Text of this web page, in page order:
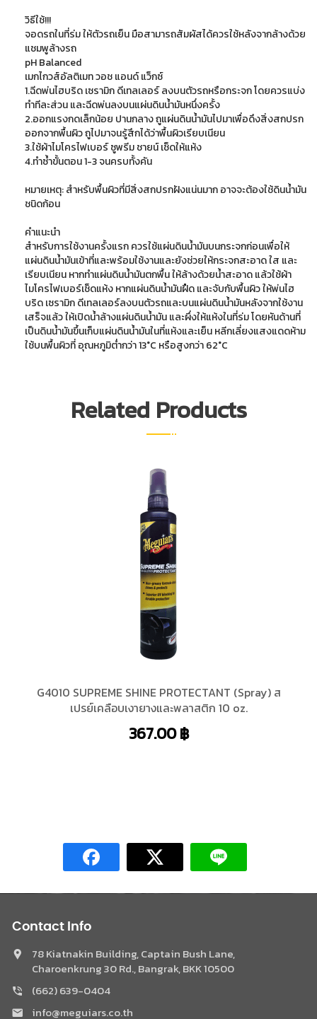
วิธีใช้!!!
จอดรถในที่ร่ม ให้ตัวรถเย็น มือสามารถสัมผัสได้ควรใช้หลังจากล้างด้วย
แชมพูล้างรถ
pH Balanced
เมกไกวส์อัลติเมท วอช แอนด์ แว็กซ์
1.ฉีดพ่นไฮบริด เซรามิก ดีเทลเลอร์ ลงบนตัวรถหรือกระจก โดยควรแบ่ง
ทำทีละส่วน และฉีดพ่นลงบนแผ่นดินน้ำมันหนึ่งครั้ง
2.ออกแรงกดเล็กน้อย ปานกลาง ถูแผ่นดินน้ำมันไปมาเพื่อดึงสิ่งสกปรก
ออกจากพื้นผิว ถูไปมาจนรู้สึกได้ว่าพื้นผิวเรียบเนียน
3.ใช้ผ้าไมโครไฟเบอร์ ซูพรีม ชายน์ เช็ดให้แห้ง
4.ทำซ้ำขั้นตอน 1-3 จนครบทั้งคัน
หมายเหตุ: สำหรับพื้นผิวที่มีสิ่งสกปรกฝังแน่นมาก อาจจะต้องใช้ดินน้ำมัน
ชนิดก้อน
คำแนะนำ
สำหรับการใช้งานครั้งแรก ควรใช้แผ่นดินน้ำมันบนกระจกก่อนเพื่อให้
แผ่นดินน้ำมันเข้าที่และพร้อมใช้งานและยังช่วยให้กระจกสะอาด ใส และ
เรียบเนียน หากทำแผ่นดินน้ำมันตกพื้น ให้ล้างด้วยน้ำสะอาด แล้วใช้ผ้า
ไมโครไฟเบอร์เช็ดแห้ง หากแผ่นดินน้ำมันฝืด และจับกับพื้นผิว ให้พ่นไฮ
บริด เซรามิก ดีเทลเลอร์ลงบนตัวรถและบนแผ่นดินน้ำมันหลังจากใช้งาน
เสร็จแล้ว ให้เปิดน้ำล้างแผ่นดินน้ำมัน และผึ่งให้แห้งในที่ร่ม โดยหันด้านที่
เป็นดินน้ำมันขึ้นเก็บแผ่นดินน้ำมันในที่แห้งและเย็น หลีกเลี่ยงแสงแดดห้าม
ใช้บนพื้นผิวที่ อุณหภูมิต่ำกว่า 13°C หรือสูงกว่า 62°C
Related Products
G4010 SUPREME SHINE PROTECTANT (Spray) ส
เปรย์เคลือบเงายางและพลาสติก 10 oz.
367.00฿
Contact Info
78 Kiatnakin Building, Captain Bush Lane,
Charoenkrung 30 Rd., Bangrak, BKK 10500
(662) 639-0404
info@meguiars.co.th